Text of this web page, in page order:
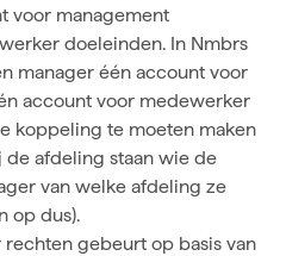
voor management
doeleinden. In Nmbrs
manager één account voor
account voor medewerker
koppeling te moeten maken
afdeling staan wie de
van welke afdeling ze
op dus).
gebeurt op basis van